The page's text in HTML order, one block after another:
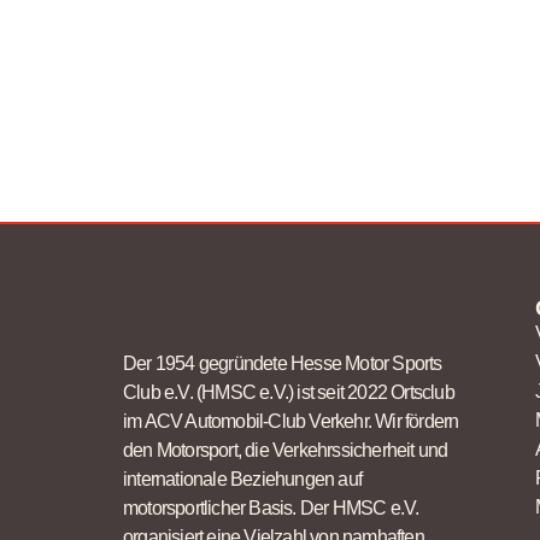
Der 1954 gegründete Hesse Motor Sports
Club e.V. (HMSC e.V.) ist seit 2022 Ortsclub
im ACV Automobil-Club Verkehr. Wir fördern
den Motorsport, die Verkehrssicherheit und
internationale Beziehungen auf
motorsportlicher Basis. Der HMSC e.V.